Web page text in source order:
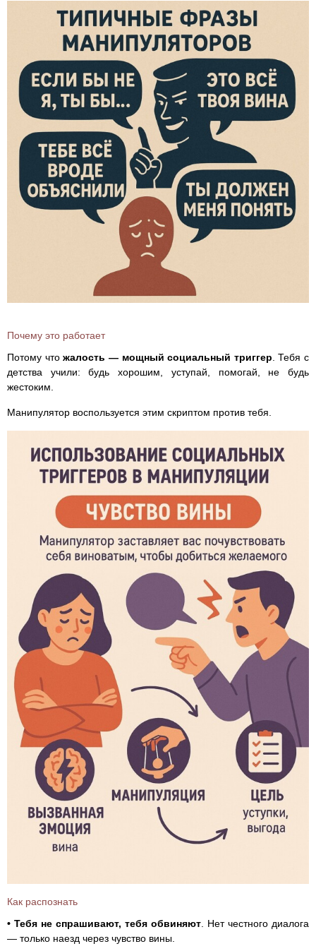
Почему это работает
Потому чтожалость — мощный социальный триггер . Тебя с
детства учили: будь хорошим, уступай, помогай, не будь
жестоким.
Манипулятор воспользуется этим скриптом против тебя.
Как распознать
• Тебя не спрашивают, тебя обвиняют . Нет честного диалога
— только наезд через чувство вины.